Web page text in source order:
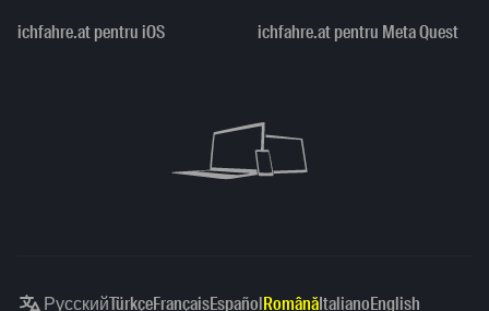
ichfahre.at pentru iOS ichfahre.at pentru Meta Quest
РусскийTürkçeFrançaisEspañolRomânăItalianoEnglish